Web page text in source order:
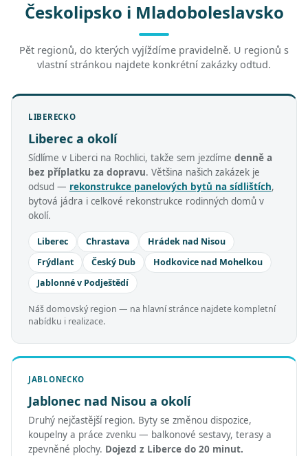
Českolipsko i Mladoboleslavsko
Pět regionů, do kterých vyjíždíme pravidelně. U regionů s
vlastní stránkou najdete konkrétní zakázky odtud.
LIBERECKO
Liberec a okolí
Sídlíme v Liberci na Rochlici, takže sem jezdíme denně a
bez příplatku za dopravu. Většina našich zakázek je
odsud — rekonstrukce panelových bytů na sídlištích,
bytová jádra i celkové rekonstrukce rodinných domů v
okolí.
Liberec Chrastava
Hrádek nad Nisou
Frýdlant
Český Dub
Hodkovice nad Mohelkou
Jablonné v Podještědí
Náš domovský region — na hlavní stránce najdete kompletní
nabídku i realizace.
JABLONECKO
Jablonec nad Nisou a okolí
Druhý nejčastější region. Byty se změnou dispozice,
koupelny a práce zvenku — balkonové sestavy, terasy a
zpevněné plochy. Dojezd z Liberce do 20 minut.